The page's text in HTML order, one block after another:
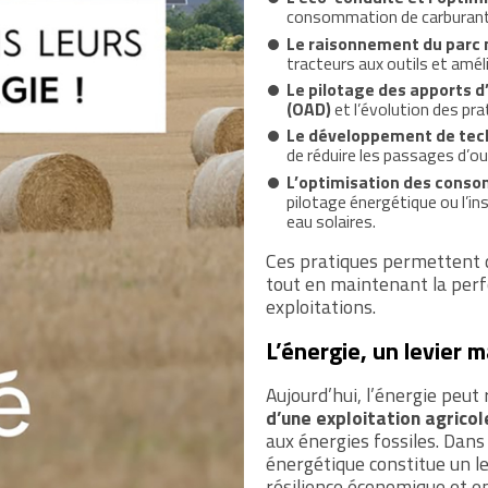
consommation de
Le raisonnement du
tracteurs aux outils et
Le pilotage des apports
(OAD)et l’évolution des
Le développement de
de réduire les passages
L’optimisation des
pilotage énergétique ou
eau solaires.
Ces pratiques permettent
tout en maintenant la
exploitations.
L’énergie, un levier
Aujourd’hui, l’énergie
d’une exploitation
aux énergies fossiles.
énergétique constitue un